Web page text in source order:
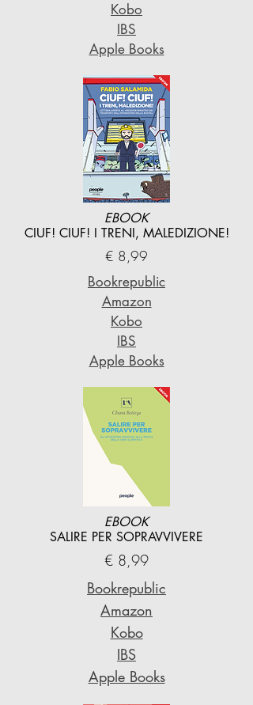
Kobo
IBS
Apple Books
EBOOK
CIUF! CIUF! I TRENI, MALEDIZIONE!
€ 8,99
Bookrepublic
Amazon
Kobo
IBS
Apple Books
EBOOK
SALIRE PER SOPRAVVIVERE
€ 8,99
Bookrepublic
Amazon
Kobo
IBS
Apple Books